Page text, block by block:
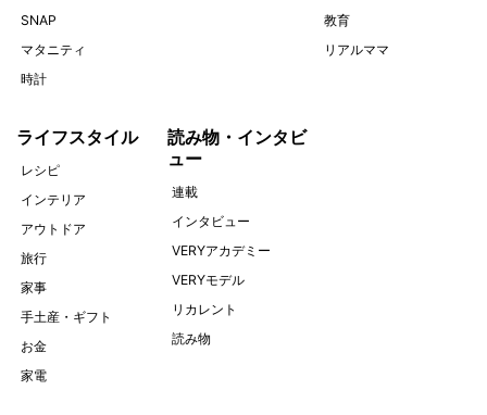
SNAP
マタニティ
時計
教育
リアルママ
ライフスタイル
レシピ
インテリア
アウトドア
旅行
家事
手土産・ギフト
お金
家電
読み物・インタビ
ュー
連載
インタビュー
VERYアカデミー
VERYモデル
リカレント
読み物